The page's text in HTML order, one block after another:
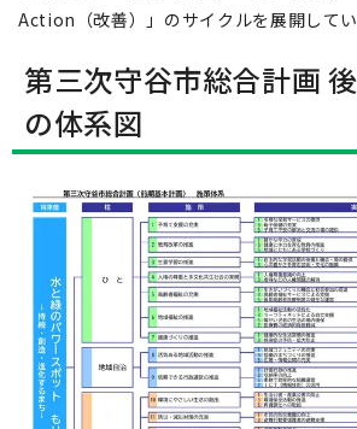
Action（改善）」のサイクルを展開してい
第三次守谷市総合計画
の体系図